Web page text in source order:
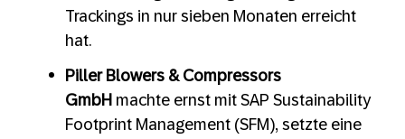
Trackings in nur sieben Monaten erreicht
hat.
Piller Blowers & Compressors
GmbH machte ernst mit SAP Sustainability
Footprint Management (SFM), setzte eine